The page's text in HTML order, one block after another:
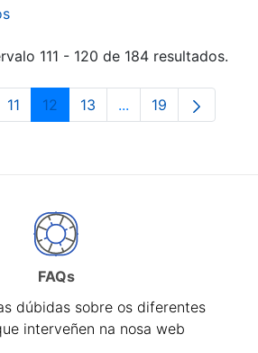
111 - 120 de 184 resultados.
intermedias Use pestaña para
Páxina
11 Páxina
12 Páxina
13 ...PáxinasPáxina
19
FAQs
dúbidas sobre os diferentes
interveñen na nosa web